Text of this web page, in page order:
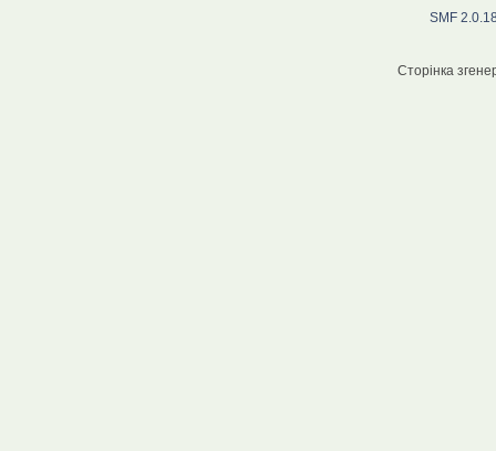
SMF
Сторінка